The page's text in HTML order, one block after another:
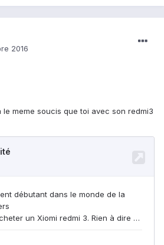
2016
meme soucis que toi avec son redmi3